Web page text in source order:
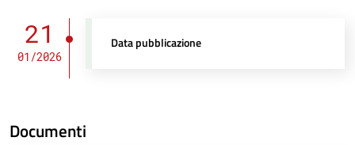
21
01/2026
Data pubblicazione
Documenti